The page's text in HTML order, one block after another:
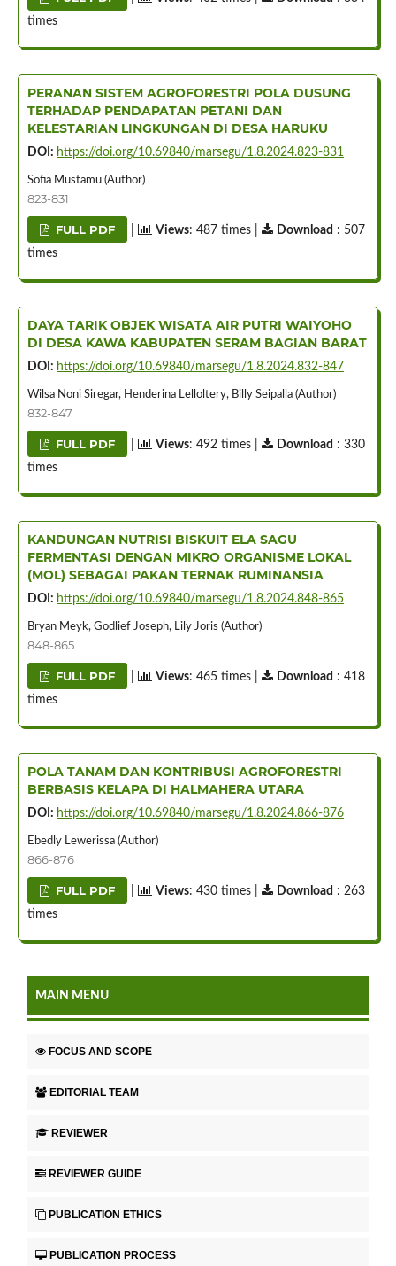
times
PERANAN SISTEM AGROFORESTRI POLA DUSUNG
TERHADAP PENDAPATAN PETANI DAN
KELESTARIAN LINGKUNGAN DI DESA HARUKU
DOI: https://doi.org/10.69840/marsegu/1.8.2024.823-831
Sofia Mustamu (Author)
823-831
FULL PDF Views: 487 times | Download : 507
times
DAYA TARIK OBJEK WISATA AIR PUTRI WAIYOHO
DI DESA KAWA KABUPATEN SERAM BAGIAN BARAT
DOI: https://doi.org/10.69840/marsegu/1.8.2024.832-847
Wilsa Noni Siregar, Henderina Lelloltery, Billy Seipalla (Author)
832-847
FULL PDF Views: 492 times | Download : 330
times
KANDUNGAN NUTRISI BISKUIT ELA SAGU
FERMENTASI DENGAN MIKRO ORGANISME LOKAL
(MOL) SEBAGAI PAKAN TERNAK RUMINANSIA
DOI: https://doi.org/10.69840/marsegu/1.8.2024.848-865
Bryan Meyk, Godlief Joseph, Lily Joris (Author)
848-865
FULL PDF Views: 465 times | Download : 418
times
POLA TANAM DAN KONTRIBUSI AGROFORESTRI
BERBASIS KELAPA DI HALMAHERA UTARA
DOI: https://doi.org/10.69840/marsegu/1.8.2024.866-876
Ebedly Lewerissa (Author)
866-876
FULL PDF Views: 430 times | Download : 263
times
MAIN MENU
FOCUS AND SCOPE
EDITORIAL TEAM
REVIEWER
REVIEWER GUIDE
PUBLICATION ETHICS
PUBLICATION PROCESS